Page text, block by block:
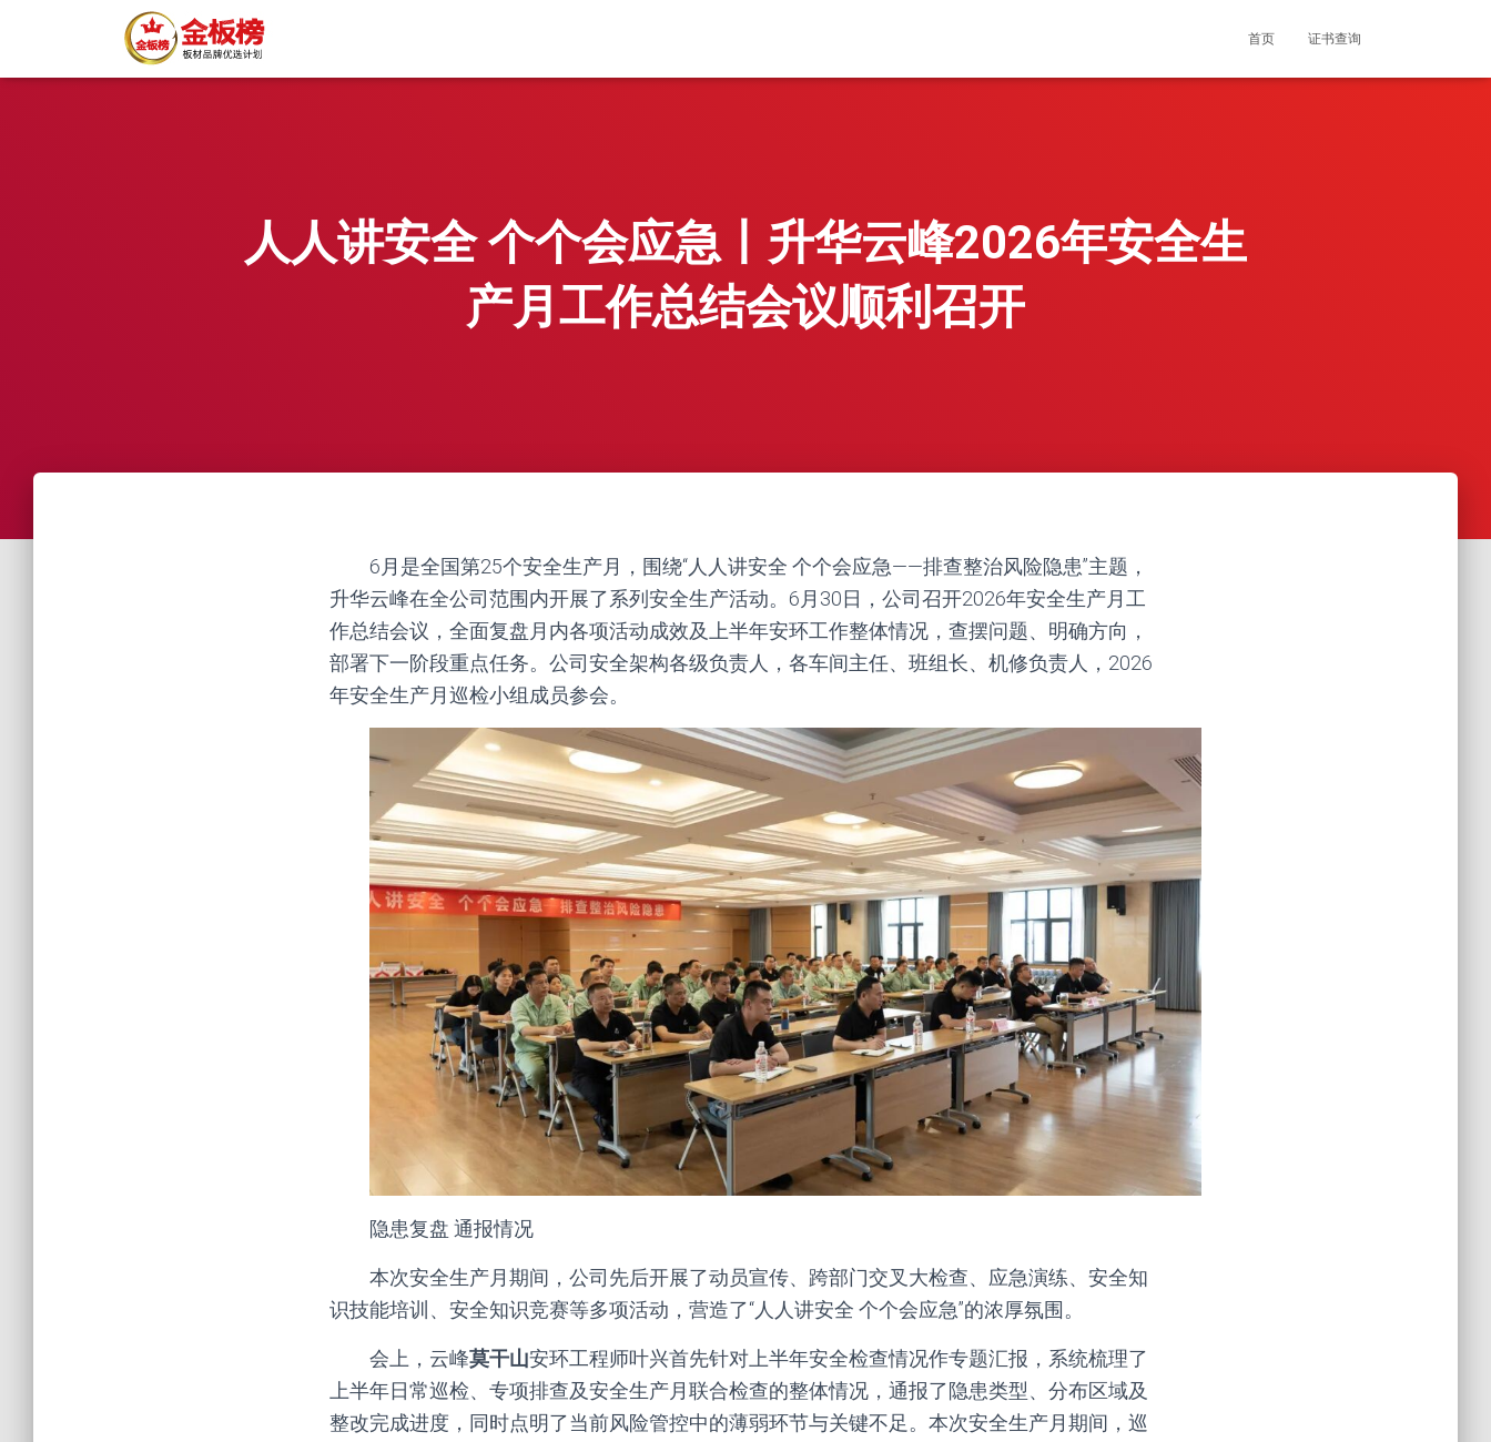
首页 证书查询
人人讲安全 个个会应急丨升华云峰2026年安全生
产月工作总结会议顺利召开
6月是全国第25个安全生产月，围绕“人人讲安全 个个会应急——排查整治风险隐患”主题，
升华云峰在全公司范围内开展了系列安全生产活动。6月30日，公司召开2026年安全生产月工
作总结会议，全面复盘月内各项活动成效及上半年安环工作整体情况，查摆问题、明确方向，
部署下一阶段重点任务。公司安全架构各级负责人，各车间主任、班组长、机修负责人，2026
年安全生产月巡检小组成员参会。
隐患复盘 通报情况
本次安全生产月期间，公司先后开展了动员宣传、跨部门交叉大检查、应急演练、安全知
识技能培训、安全知识竞赛等多项活动，营造了“人人讲安全 个个会应急”的浓厚氛围。
会上，云峰莫干山安环工程师叶兴首先针对上半年安全检查情况作专题汇报，系统梳理了
上半年日常巡检、专项排查及安全生产月联合检查的整体情况，通报了隐患类型、分布区域及
整改完成进度，同时点明了当前风险管控中的薄弱环节与关键不足。本次安全生产月期间，巡